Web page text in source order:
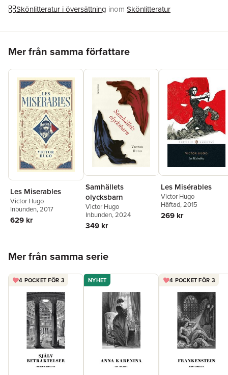
Skönlitteratur i översättning inom Skönlitteratur
Mer från samma författare
Les Miserables
Victor Hugo
Inbunden, 2017
629 kr
Samhällets
olycksbarn
Victor Hugo
Inbunden, 2024
349 kr
Les Misérables
Victor Hugo
Häftad, 2015
269 kr
Mer från samma serie
4 POCKET FÖR 3 NYHET 4 POCKET FÖR 3